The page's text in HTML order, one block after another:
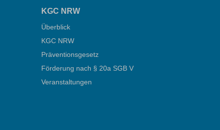
KGC NRW
Überblick
KGC NRW
Präventionsgesetz
Förderung nach § 20a SGB V
Veranstaltungen